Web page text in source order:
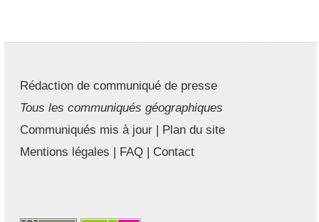
Rédaction de communiqué de presse
Tous les communiqués géographiques
Communiqués mis à jour | Plan du site
Mentions légales | FAQ | Contact